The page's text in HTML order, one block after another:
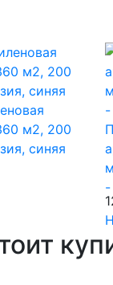
м2, 200
синяя
-